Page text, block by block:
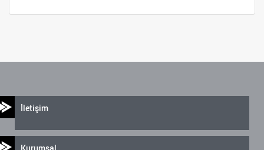
İletişim